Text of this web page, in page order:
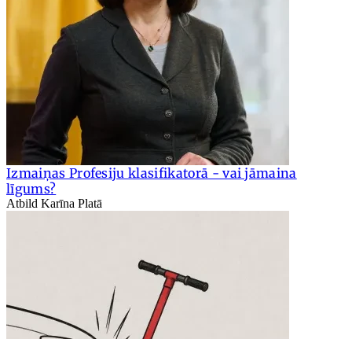
Izmaiņas Profesiju klasifikatorā - vai jāmaina
līgums?
Atbild Karīna Platā